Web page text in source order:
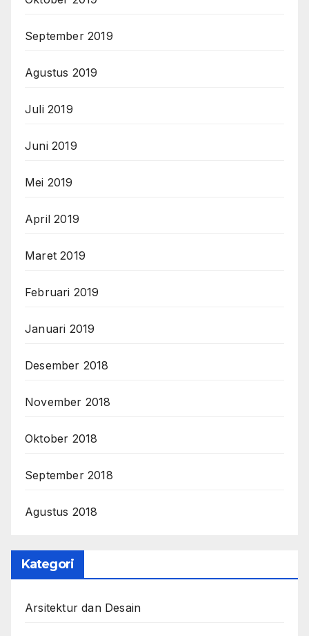
September 2019
Agustus 2019
Juli 2019
Juni 2019
Mei 2019
April 2019
Maret 2019
Februari 2019
Januari 2019
Desember 2018
November 2018
Oktober 2018
September 2018
Agustus 2018
Kategori
Arsitektur dan Desain